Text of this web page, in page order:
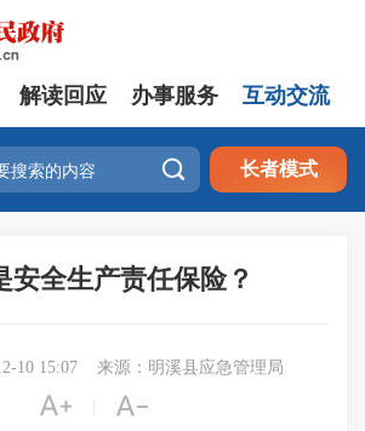
解读回应 办事服务 互动交流
 长者模式
安全生产责任保险？
10 15:07 来源：明溪县应急管理局
 